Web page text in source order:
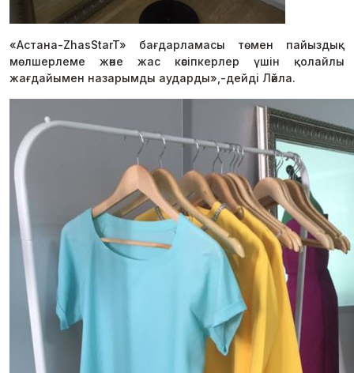
«Астана-ZhasStarT» бағдарламасы төмен пайыздық
мөлшерлеме және жас кәсіпкерлер үшін қолайлы
жағдайымен назарымды аударды»,-дейді Ләйла.